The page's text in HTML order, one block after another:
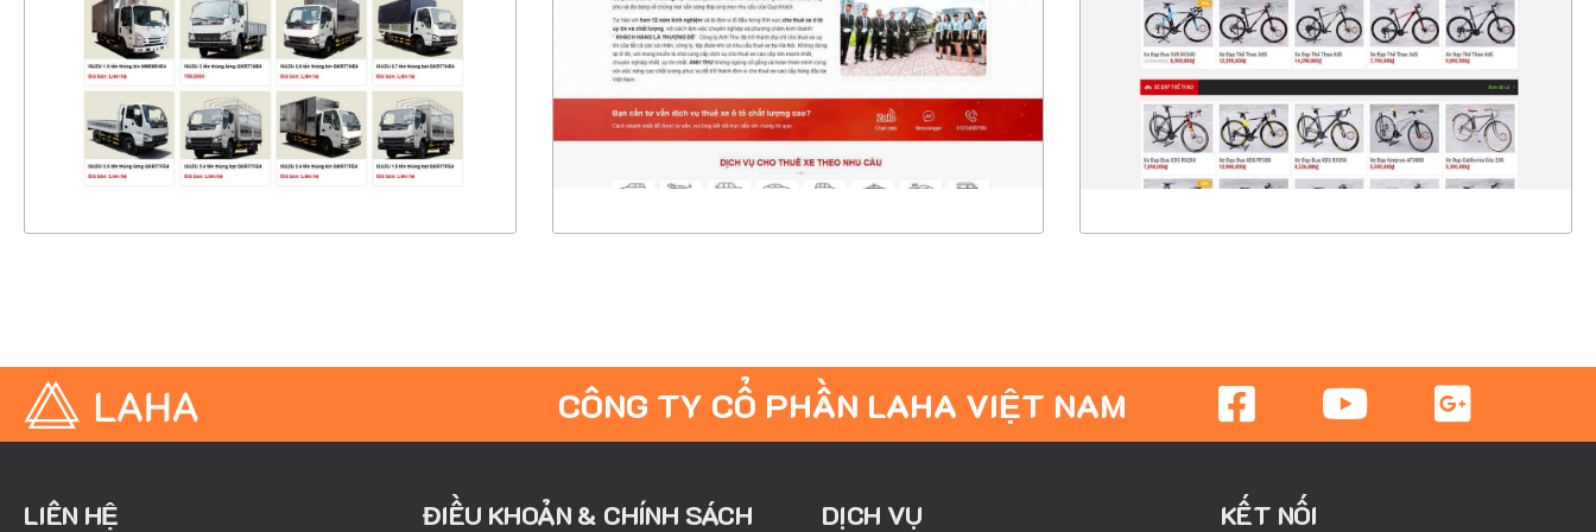
CHI TIẾT
XEM THỰC TẾ XEM THỰC TẾ XEM THỰC TẾ
CÔNG TY CỔ PHẦN LAHA VIỆT NAM
LIÊN HỆ ĐIỀU KHOẢN & CHÍNH SÁCH DỊCH VỤ KẾT NỐI